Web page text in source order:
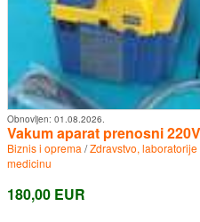
Obnovljen: 01.08.2026.
Vakum aparat prenosni
Biznis i oprema /Zdravstvo, laboratorije
medicinu
180,00 EUR